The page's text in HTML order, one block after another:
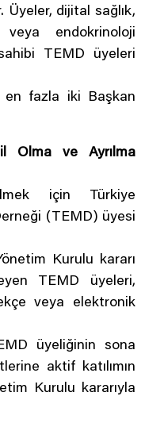
Üyeler, dijital sağlık,
endokrinoloji
TEMD üyeleri
en fazla iki Başkan
Olma ve Ayrılma
için Türkiye
(TEMD) üyesi
Kurulu kararı
TEMD üyeleri,
veya elektronik
üyeliğinin sona
aktif katılımın
Kurulu kararıyla